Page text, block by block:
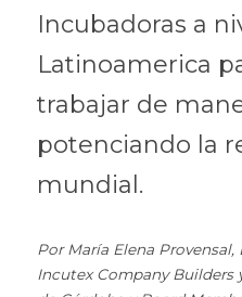
Incubadoras a
Latinoamerica
trabajar de
potenciando la
mundial.
Por María Elena
Incutex Company Builders